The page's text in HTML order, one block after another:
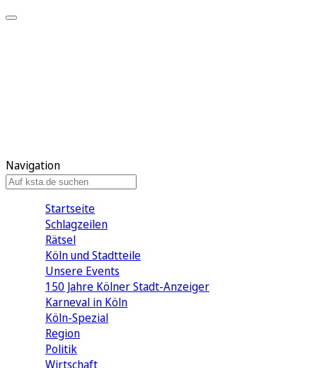
Navigation
Startseite
Schlagzeilen
Rätsel
Köln und Stadtteile
Unsere Events
150 Jahre Kölner Stadt-Anzeiger
Karneval in Köln
Köln-Spezial
Region
Politik
Wirtschaft